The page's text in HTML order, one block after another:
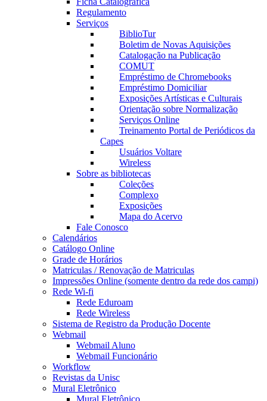
Regulamento
Serviços
BiblioTur
Boletim de Novas Aquisições
Catalogação na Publicação
COMUT
Empréstimo de Chromebooks
Empréstimo Domiciliar
Exposições Artísticas e Culturais
Orientação sobre Normalização
Serviços Online
Treinamento Portal de Periódicos da
Capes
Usuários Voltare
Wireless
Sobre as bibliotecas
Coleções
Complexo
Exposições
Mapa do Acervo
Fale Conosco
Calendários
Catálogo Online
Grade de Horários
Matriculas / Renovação de Matriculas
Impressões Online (somente dentro da rede dos campi)
Rede Wi-fi
Rede Eduroam
Rede Wireless
Sistema de Registro da Produção Docente
Webmail
Webmail Aluno
Webmail Funcionário
Workflow
Revistas da Unisc
Mural Eletrônico